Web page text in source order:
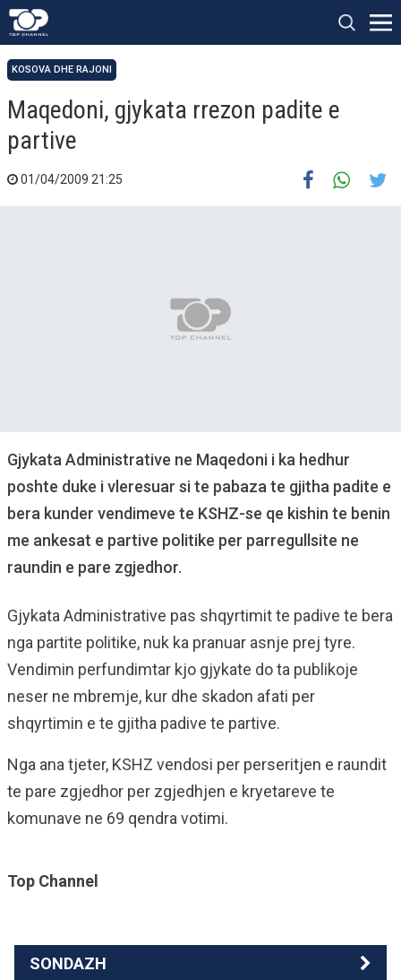
KOSOVA DHE RAJONI
Maqedoni, gjykata rrezon padite e
partive
01/04/2009 21:25
Gjykata Administrative ne Maqedoni i ka hedhur
poshte duke i vleresuar si te pabaza te gjitha padite e
bera kunder vendimeve te KSHZ-se qe kishin te benin
me ankesat e partive politike per parregullsite ne
raundin e pare zgjedhor.
Gjykata Administrative pas shqyrtimit te padive te bera
nga partite politike, nuk ka pranuar asnje prej tyre.
Vendimin perfundimtar kjo gjykate do ta publikoje
neser ne mbremje, kur dhe skadon afati per
shqyrtimin e te gjitha padive te partive.
Nga ana tjeter, KSHZ vendosi per perseritjen e raundit
te pare zgjedhor per zgjedhjen e kryetareve te
komunave ne 69 qendra votimi.
Top Channel
SONDAZH